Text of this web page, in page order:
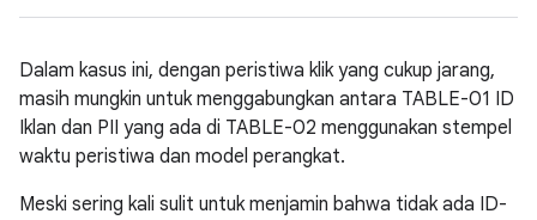
Dalam kasus ini, dengan peristiwa klik yang cukup jarang,
masih mungkin untuk menggabungkan antara TABLE-01 ID
Iklan dan PII yang ada di TABLE-02 menggunakan stempel
waktu peristiwa dan model perangkat.
Meski sering kali sulit untuk menjamin bahwa tidak ada ID-